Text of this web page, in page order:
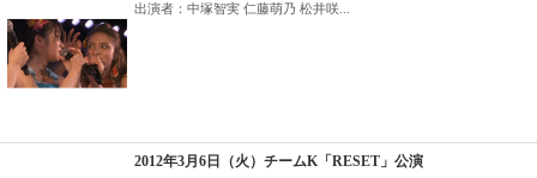
出演者：中塚智実 仁藤萌乃 松井咲...
2012年3月6日（火）チームK「RESET」公演